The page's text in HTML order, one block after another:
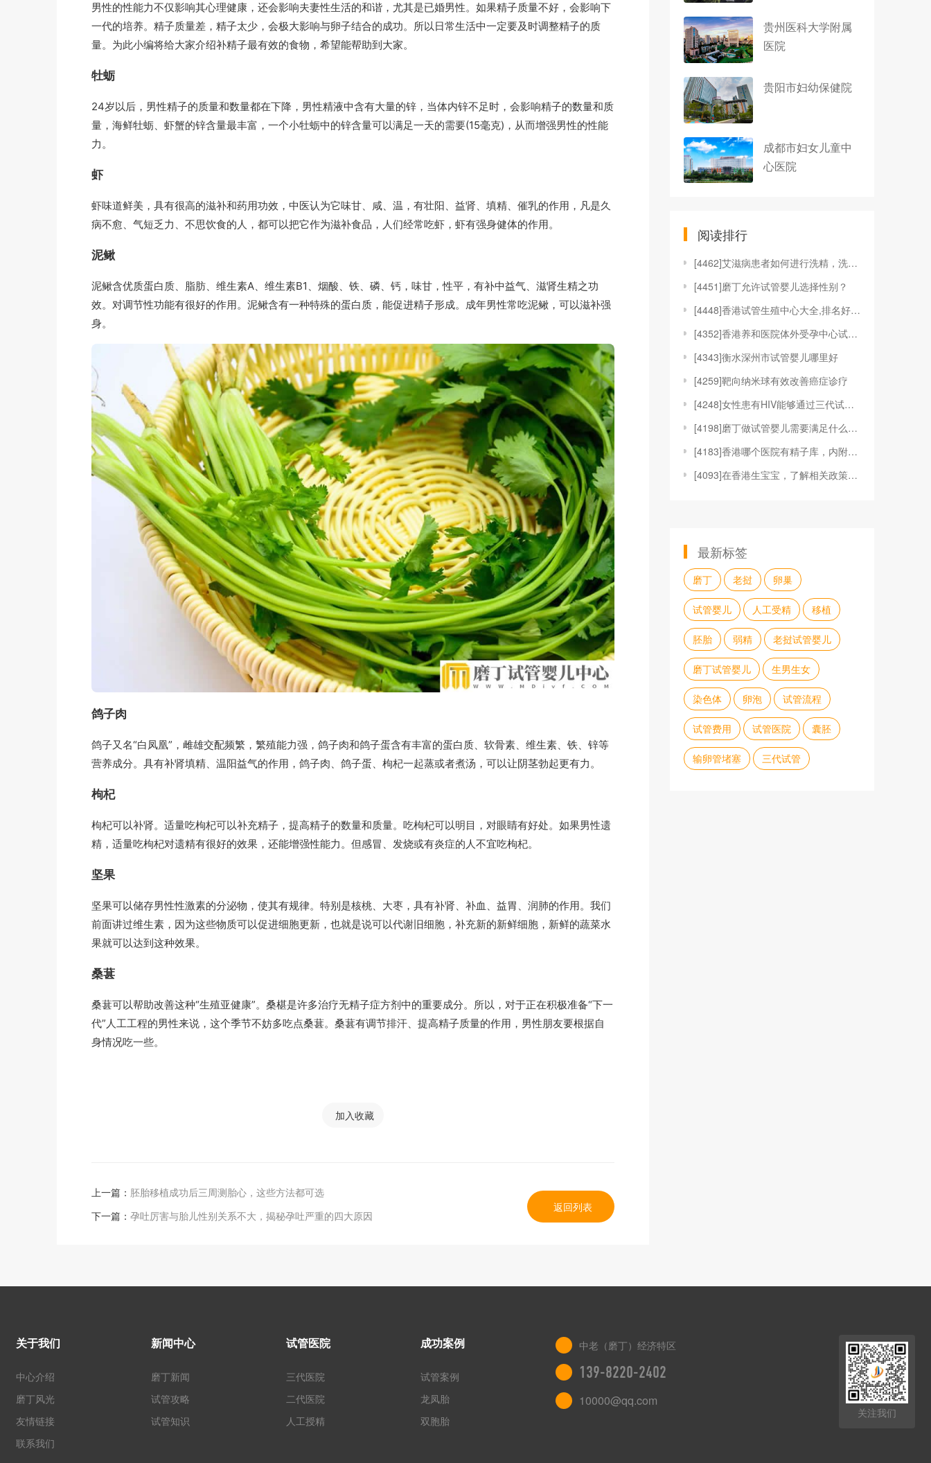
男性的性能力不仅影响其心理健康，还会影响夫妻性生活的和谐，尤其是已婚男性。如果精子质量不好，会影响下
一代的培养。精子质量差，精子太少，会极大影响与卵子结合的成功。所以日常生活中一定要及时调整精子的质
量。为此小编将给大家介绍补精子最有效的食物，希望能帮助到大家。
牡蛎
24岁以后，男性精子的质量和数量都在下降，男性精液中含有大量的锌，当体内锌不足时，会影响精子的数量和质
量，海鲜牡蛎、虾蟹的锌含量最丰富，一个小牡蛎中的锌含量可以满足一天的需要(15毫克)，从而增强男性的性能
力。
虾
虾味道鲜美，具有很高的滋补和药用功效，中医认为它味甘、咸、温，有壮阳、益肾、填精、催乳的作用，凡是久
病不愈、气短乏力、不思饮食的人，都可以把它作为滋补食品，人们经常吃虾，虾有强身健体的作用。
泥鳅
泥鳅含优质蛋白质、脂肪、维生素A、维生素B1、烟酸、铁、磷、钙，味甘，性平，有补中益气、滋肾生精之功
效。对调节性功能有很好的作用。泥鳅含有一种特殊的蛋白质，能促进精子形成。成年男性常吃泥鳅，可以滋补强
身。
鸽子肉
鸽子又名“白凤凰”，雌雄交配频繁，繁殖能力强，鸽子肉和鸽子蛋含有丰富的蛋白质、软骨素、维生素、铁、锌等
营养成分。具有补肾填精、温阳益气的作用，鸽子肉、鸽子蛋、枸杞一起蒸或者煮汤，可以让阴茎勃起更有力。
枸杞
枸杞可以补肾。适量吃枸杞可以补充精子，提高精子的数量和质量。吃枸杞可以明目，对眼睛有好处。如果男性遗
精，适量吃枸杞对遗精有很好的效果，还能增强性能力。但感冒、发烧或有炎症的人不宜吃枸杞。
坚果
坚果可以储存男性性激素的分泌物，使其有规律。特别是核桃、大枣，具有补肾、补血、益胃、润肺的作用。我们
前面讲过维生素，因为这些物质可以促进细胞更新，也就是说可以代谢旧细胞，补充新的新鲜细胞，新鲜的蔬菜水
果就可以达到这种效果。
桑葚
桑葚可以帮助改善这种“生殖亚健康”。桑椹是许多治疗无精子症方剂中的重要成分。所以，对于正在积极准备“下一
代”人工工程的男性来说，这个季节不妨多吃点桑葚。桑葚有调节排汗、提高精子质量的作用，男性朋友要根据自
身情况吃一些。
加入收藏
上一篇： 胚胎移植成功后三周测胎心，这些方法都可选
下一篇： 孕吐厉害与胎儿性别关系不大，揭秘孕吐严重的四大原因
返回列表
贵州医科大学附属
医院
贵阳市妇幼保健院
成都市妇女儿童中
心医院
阅读排行
[4462]艾滋病患者如何进行洗精，洗精技术适应于哪
[4451]磨丁允许试管婴儿选择性别？
[4448]香港试管生殖中心大全,排名好的机构都在这
[4352]香港养和医院体外受孕中心试管婴儿技术
[4343]衡水深州市试管婴儿哪里好
[4259]靶向纳米球有效改善癌症诊疗
[4248]女性患有HIV能够通过三代试管婴儿技术来
[4198]磨丁做试管婴儿需要满足什么条件?
[4183]香港哪个医院有精子库，内附具体捐精、供精
[4093]在香港生宝宝，了解相关政策和福利
最新标签
磨丁 老挝 卵巢
试管婴儿 人工受精 移植
胚胎 弱精 老挝试管婴儿
磨丁试管婴儿 生男生女
染色体 卵泡 试管流程
试管费用 试管医院 囊胚
输卵管堵塞 三代试管
关于我们
中心介绍
磨丁风光
友情链接
联系我们
新闻中心
磨丁新闻
试管攻略
试管知识
试管医院
三代医院
二代医院
人工授精
成功案例
试管案例
龙凤胎
双胞胎
中老（磨丁）经济特区
139-8220-2402
10000@qq.com
关注我们